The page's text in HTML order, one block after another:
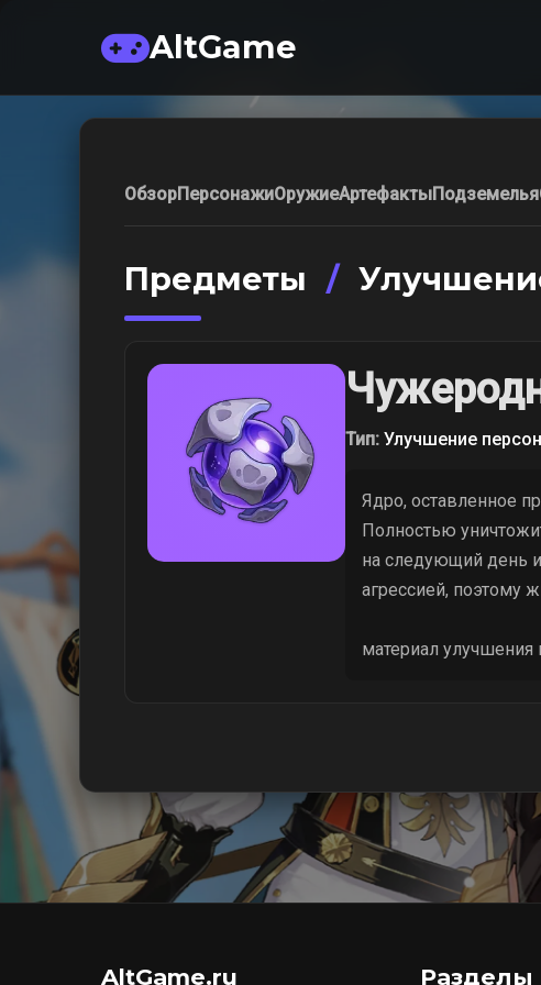
AltGame
ОбзорПерсонажиОружиеАртефактыПодземелья
Предметы /
Тип: Улучшение
Ядро, оставленное
Полностью
на следующий день
агрессией, поэтому
материал
AltGame.ru Разделы